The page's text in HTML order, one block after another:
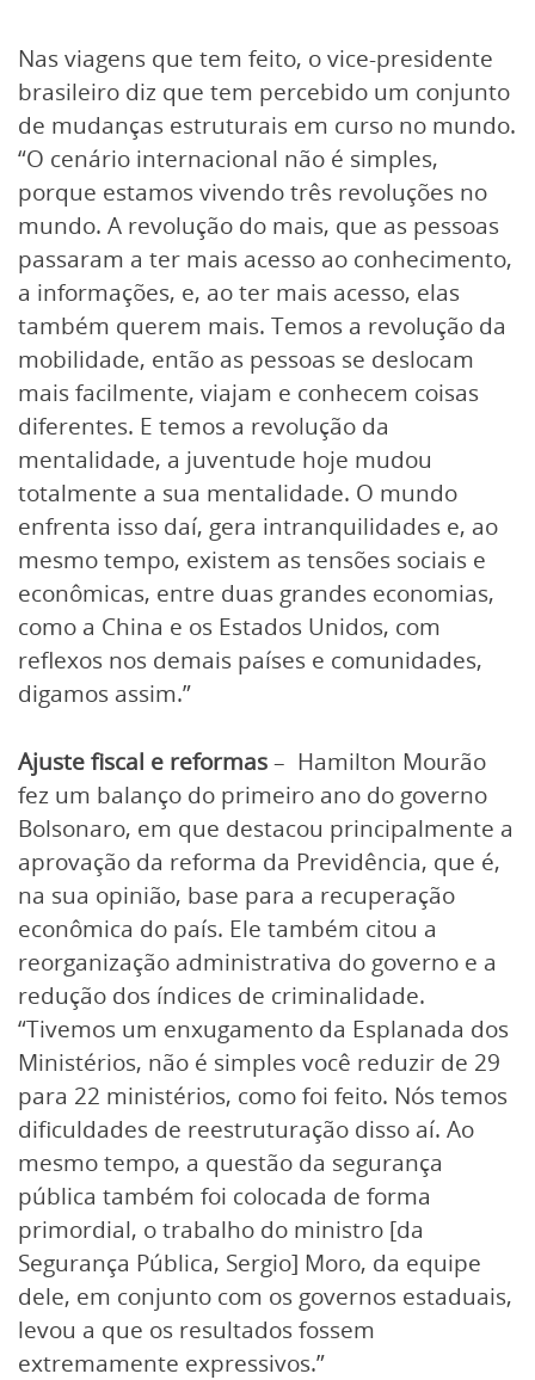
Nas viagens que tem feito, o vice-presidente
brasileiro diz que tem percebido um conjunto
de mudanças estruturais em curso no mundo.
“O cenário internacional não é simples,
porque estamos vivendo três revoluções no
mundo. A revolução do mais, que as pessoas
passaram a ter mais acesso ao conhecimento,
a informações, e, ao ter mais acesso, elas
também querem mais. Temos a revolução da
mobilidade, então as pessoas se deslocam
mais facilmente, viajam e conhecem coisas
diferentes. E temos a revolução da
mentalidade, a juventude hoje mudou
totalmente a sua mentalidade. O mundo
enfrenta isso daí, gera intranquilidades e, ao
mesmo tempo, existem as tensões sociais e
econômicas, entre duas grandes economias,
como a China e os Estados Unidos, com
reflexos nos demais países e comunidades,
digamos assim.”
Ajuste fiscal e reformas– Hamilton Mourão
fez um balanço do primeiro ano do governo
Bolsonaro, em que destacou principalmente a
aprovação da reforma da Previdência, que é,
na sua opinião, base para a recuperação
econômica do país. Ele também citou a
reorganização administrativa do governo e a
redução dos índices de criminalidade.
“Tivemos um enxugamento da Esplanada dos
Ministérios, não é simples você reduzir de 29
para 22 ministérios, como foi feito. Nós temos
dificuldades de reestruturação disso aí. Ao
mesmo tempo, a questão da segurança
pública também foi colocada de forma
primordial, o trabalho do ministro [da
Segurança Pública, Sergio] Moro, da equipe
dele, em conjunto com os governos estaduais,
levou a que os resultados fossem
extremamente expressivos.”